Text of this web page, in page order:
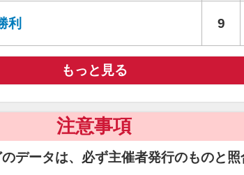
利 9
もっと見る
注意事項
データは、必ず主催者発行のものと